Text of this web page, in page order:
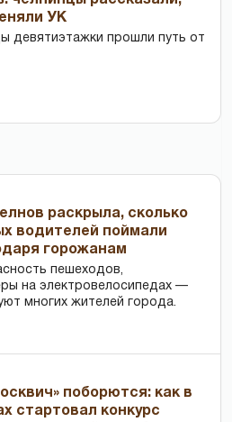
УК
девятиэтажки прошли путь от
раскрыла, сколько
водителей поймали
горожанам
пешеходов,
на электровелосипедах —
многих жителей города.
поборются: как в
стартовал конкурс